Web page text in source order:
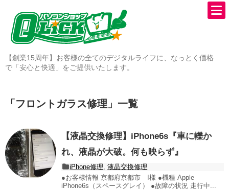
【創業15周年】お客様の全てのデジタルライフに、なっとく価格
で「安心と快適」をご提供いたします。
「 フロントガラス修理 」 一覧
【液晶交換修理】iPhone6s『車に轢か
れ、液晶が大破。何も映らず』
iPhone修理 ,液晶交換修理
●お客様情報 京都府京都市 I様 ●機種 Apple
iPhone6s（スペースグレイ） ●故障の状況 走行中...